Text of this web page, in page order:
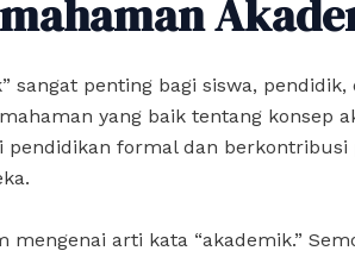
sangat penting bagi siswa, pendidik,
yang baik tentang konsep
pendidikan formal dan berkontribusi
mengenai arti kata “akademik.”